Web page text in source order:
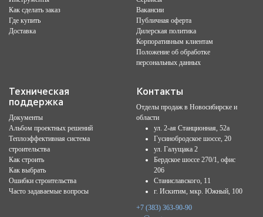
Как сделать заказ
Где купить
Доставка
Вакансии
Публичная оферта
Дилерская политика
Корпоративным клиентам
Положение об обработке
персональных данных
Техническая
поддержка
Документы
Альбом проектных решений
Теплоэффективная система
строительства
Как строить
Как выбрать
Ошибки строительства
Часто задаваемые вопросы
Контакты
Отделы продаж в Новосибирске и
области
ул. 2-ая Станционная, 52а
Гусинобродское шоссе, 20
ул. Галущака 2
Бердское шоссе 270/1, офис
206
Станиславского, 11
г. Искитим, мкр. Южный, 100
+7 (383) 363-90-90